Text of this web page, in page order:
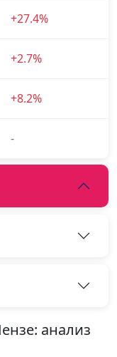
+27.4%
+2.7%
+8.2%
-
анализ